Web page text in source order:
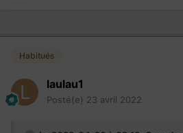
Habitués
laulau1
Posté(e) 23 avril 2022